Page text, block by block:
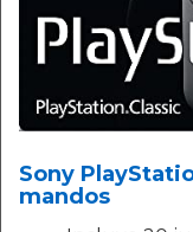
Sony
mandos